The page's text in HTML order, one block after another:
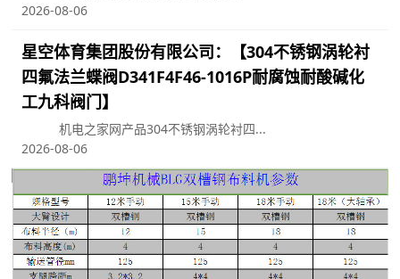
2026-08-06
星空体育集团股份有限公司：【304不锈钢涡轮衬
四氟法兰蝶阀D341F4F46-1016P耐腐蚀耐酸碱化
工九科阀门】
机电之家网产品304不锈钢涡轮衬四...
2026-08-06